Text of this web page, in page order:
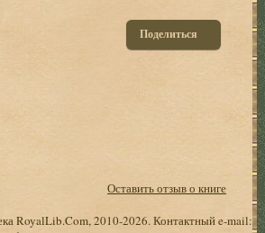
Поделиться
Оставить отзыв о книге
RoyalLib.Com, 2010-2026. Контактный e-mail: